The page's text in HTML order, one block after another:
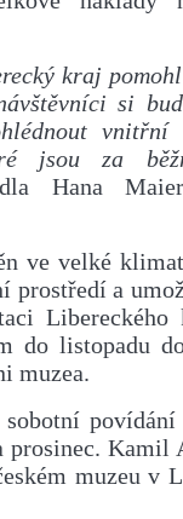
kraj
si
vnitřní
jsou za
Hana
ve velké
a
do listopadu
muzea.
povídání
prosinec. Kamil
muzeu v